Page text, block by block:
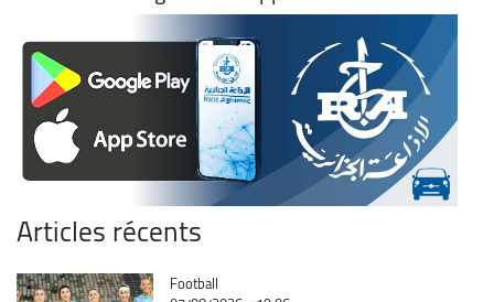
Articles récents
Catégorie
Football